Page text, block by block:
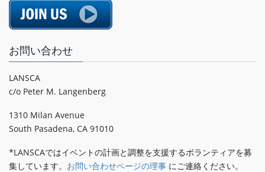
お問い合わせ
LANSCA
c/o Peter M. Langenberg
1310 Milan Avenue
South Pasadena, CA 91010
*LANSCAではイベントの計画と調整を支援するボランティアを募
集しています。 お問い合わせページの理事 にご連絡ください。